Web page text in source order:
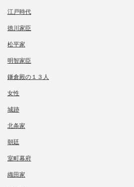
江戸時代
徳川家臣
松平家
明智家臣
鎌倉殿の１３人
女性
城跡
北条家
朝廷
室町幕府
織田家